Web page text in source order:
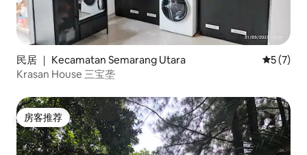
民居 ｜ Kecamatan Semarang Utara 平均评分
5 (7)
Krasan House 三宝垄
房客推荐
房客推荐